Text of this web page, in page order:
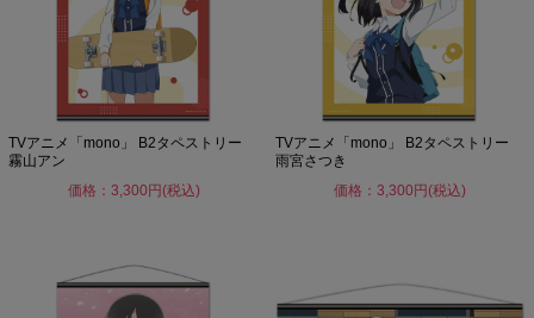
TVアニメ「mono」 B2タペストリー
霧山アン
価格：3,300円(税込)
TVアニメ「mono」 B2タペストリー
雨宮さつき
価格：3,300円(税込)